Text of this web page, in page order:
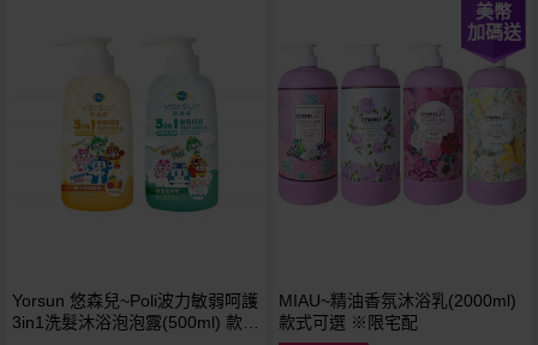
Yorsun 悠森兒~Poli波力敏弱呵護
3in1洗髮沐浴泡泡露(500ml) 款式
美幣
加碼送
MIAU~精油香氛沐浴乳(2000ml)
款式可選 ※限宅配